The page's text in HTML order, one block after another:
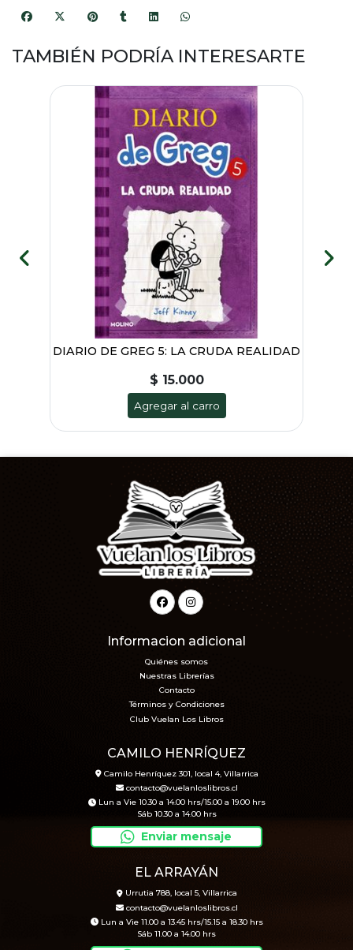
TAMBIÉN PODRÍA INTERESARTE
DIARIO DE GREG 5: LA CRUDA REALIDAD
$ 15.000
Agregar al carro
Informacion adicional
Quiénes somos
Nuestras Librerías
Contacto
Términos y Condiciones
Club Vuelan Los Libros
CAMILO HENRÍQUEZ
Camilo Henríquez 301, local 4, Villarrica
contacto@vuelanloslibros.cl
Lun a Vie 10.30 a 14.00 hrs/15.00 a 19.00 hrs
Sáb 10.30 a 14.00 hrs
Enviar mensaje
EL ARRAYÁN
Urrutia 788, local 5, Villarrica
contacto@vuelanloslibros.cl
Lun a Vie 11.00 a 13.45 hrs/15.15 a 18.30 hrs
Sáb 11.00 a 14.00 hrs